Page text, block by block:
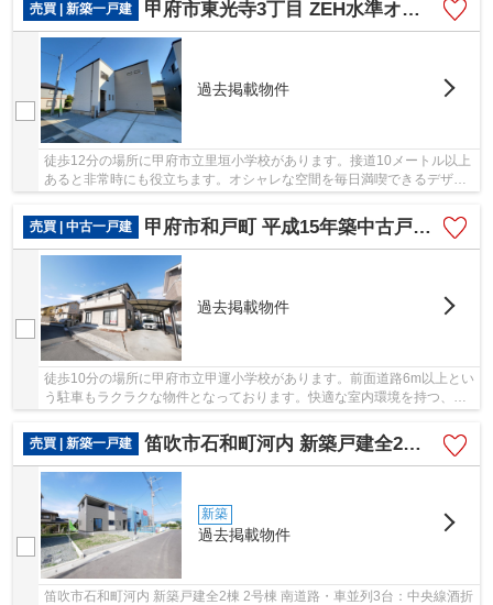
売買 | 新築一戸建 甲府市東光寺3丁目 ZEH水準オール電化新築 A棟 車並列2台
過去掲載物件
徒歩12分の場所に甲府市立里垣小学校があります。接道10メートル以上
あると非常時にも役立ちます。オシャレな空間を毎日満喫できるデザイ
ナーズ物件です。吹き抜けとなっているので天...
売買 | 中古一戸建
甲府市和戸町 平成15年築中古戸建 南北両面道路 車3台
過去掲載物件
徒歩10分の場所に甲府市立甲運小学校があります。前面道路6m以上とい
う駐車もラクラクな物件となっております。快適な室内環境を持つ、中
古の一戸建て物件となっています。不動産購入...
売買 | 新築一戸建
笛吹市石和町河内 新築戸建全2棟 2号棟 南道路・車並列3台
新築
過去掲載物件
笛吹市石和町河内 新築戸建全2棟 2号棟 南道路・車並列3台：中央線酒折